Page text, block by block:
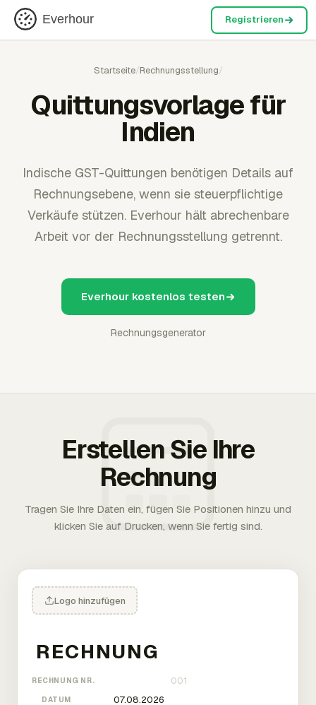
Everhour Registrieren
Startseite/Rechnungsstellung/
Quittungsvorlage für
Indien
Indische GST-Quittungen benötigen Details auf
Rechnungsebene, wenn sie steuerpflichtige
Verkäufe stützen. Everhour hält abrechenbare
Arbeit vor der Rechnungsstellung getrennt.
Everhour kostenlos testen
Rechnungsgenerator
Erstellen Sie Ihre
Rechnung
Tragen Sie Ihre Daten ein, fügen Sie Positionen hinzu und
klicken Sie auf Drucken, wenn Sie fertig sind.
Logo hinzufügen
RECHNUNG NR.
DATUM